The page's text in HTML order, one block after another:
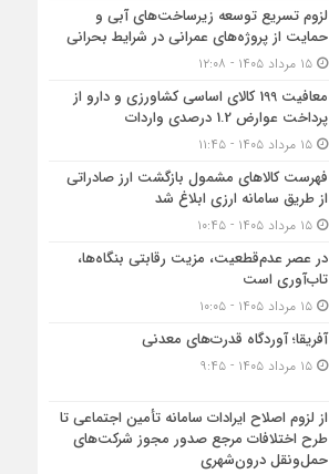
لزوم تسریع توسعه زیرساخت‌های آبی و
حمایت از پروژه‌های عمرانی در شرایط بحرانی
۱۵ مرداد ۱۴۰۵ - ۱۲:۰۸
معافیت 199 کالای اساسی کشاورزی و دارو از
پرداخت عوارض 1.2 درصدی واردات
۱۵ مرداد ۱۴۰۵ - ۱۱:۴۵
فهرست کالاهای مشمول بازگشت ارز صادراتی
از طریق سامانه ارزی ابلاغ شد
۱۵ مرداد ۱۴۰۵ - ۱۰:۴۵
در عصر عدم‌قطعیت، مزیت رقابتی بنگاه‌ها،
تاب‌آوری است
۱۵ مرداد ۱۴۰۵ - ۱۰:۰۵
آفریقا؛ آوردگاه قدرت‌های معدنی
۱۵ مرداد ۱۴۰۵ - ۹:۴۵
از لزوم اصلاح ایرادات سامانه تأمین اجتماعی تا
طرح اختلافات مرجع صدور مجوز شرکت‌های
حمل‌ونقل درون‌شهری